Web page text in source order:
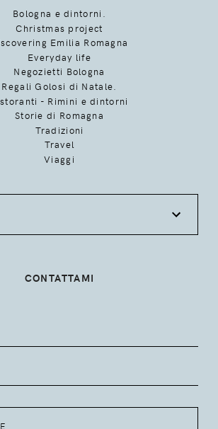
Bologna e dintorni.
Christmas project
Emilia Romagna
Everyday life
Negozietti Bologna
Regali Golosi di Natale.
- Rimini e dintorni
Storie di Romagna
Tradizioni
Travel
Viaggi
CONTATTAMI